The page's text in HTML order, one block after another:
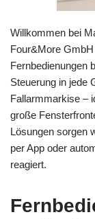
Willkommen bei
Four&More
Fernbedienungen
Steuerung in jede
Fallarmmarkise –
große
Lösungen sorgen
per App oder
reagiert.